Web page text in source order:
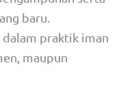
baru.
praktik iman
maupun